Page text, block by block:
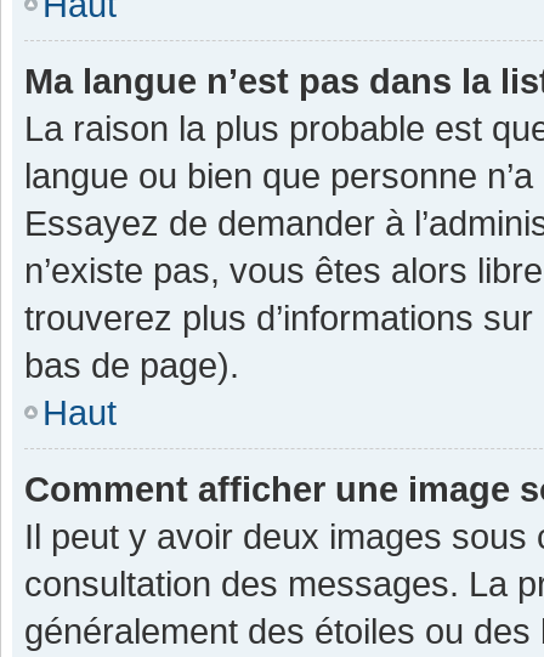
Ma langue n’est pas dans la
La raison la plus probable est
langue ou bien que personne
Essayez de demander à
n’existe pas, vous êtes alors
trouverez plus d’informations
bas de page).
Haut
Comment afficher une image
Il peut y avoir deux images sous
consultation des messages. La
généralement des étoiles ou